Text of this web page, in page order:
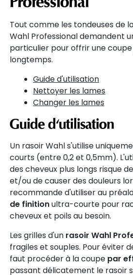
Tout comme les tondeuses de
Wahl Professional demandent
particulier pour offrir une
longtemps.
Guide d'utilisation
Nettoyer les lames
Changer les lames
Guide d'utilisation
Un rasoir Wahl s'utilise
courts (entre 0,2 et 0,5mm).
des cheveux plus longs risque
et/ou de causer des douleurs
recommande d'utiliser au
de finitionultra-courte pour
cheveux et poils au besoin.
Les grilles d'un rasoir Wahl
fragiles et souples. Pour éviter
faut procéder à la coupe par
passant délicatement le rasoir